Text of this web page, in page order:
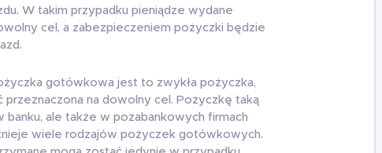
W takim przypadku pieniądze wydane
cel, a zabezpieczeniem pożyczki będzie
gotówkowa jest to zwykła pożyczka,
przeznaczona na dowolny cel. Pożyczkę taką
banku, ale także w pozabankowych firmach
wiele rodzajów pożyczek gotówkowych.